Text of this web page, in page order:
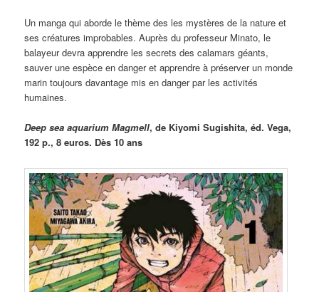
Un manga qui aborde le thème des les mystères de la nature et
ses créatures improbables. Auprès du professeur Minato, le
balayeur devra apprendre les secrets des calamars géants,
sauver une espèce en danger et apprendre à préserver un monde
marin toujours davantage mis en danger par les activités
humaines.
Deep sea aquarium Magmell, de Kiyomi Sugishita, éd. Vega,
192 p., 8 euros. Dès 10 ans